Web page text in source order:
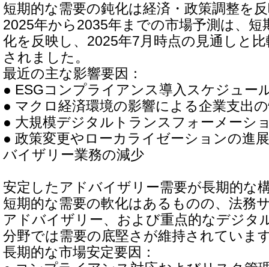
短期的な需要の鈍化は経済・政策調整を
2025年から2035年までの市場予測は、短
化を反映し、2025年7月時点の見通しと
されました。
最近の主な影響要因：
● ESGコンプライアンス導入スケジュー
● マクロ経済環境の影響による企業支出
● 大規模デジタルトランスフォーメーシ
● 政策変更やローカライゼーションの進
バイザリー業務の減少
安定したアドバイザリー需要が長期的な
短期的な需要の軟化はあるものの、法務
アドバイザリー、および重点的なデジタ
分野では需要の底堅さが維持されていま
長期的な市場安定要因：